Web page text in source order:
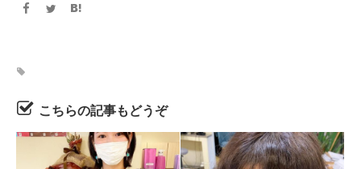
こちらの記事もどうぞ